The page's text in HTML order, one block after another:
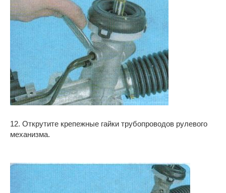
12. Открутите крепежные гайки трубопроводов рулевого
механизма.